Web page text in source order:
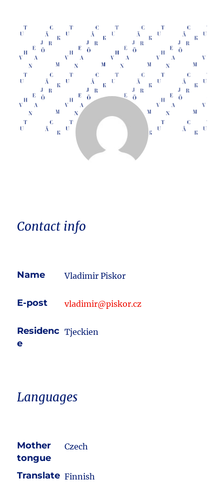
Contact info
Name Vladimir Piskor
E-post vladimir@piskor.cz
Residenc
e
Tjeckien
Languages
Mother
tongue
Czech
Translate Finnish